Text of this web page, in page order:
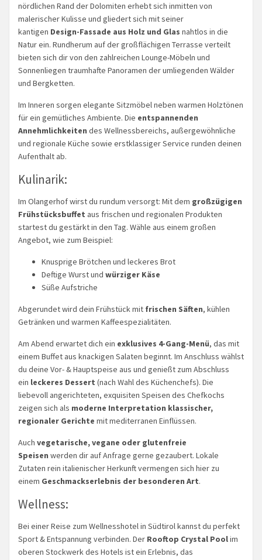
nördlichen Rand der Dolomiten erhebt sich inmitten von
malerischer Kulisse und gliedert sich mit seiner
kantigen Design-Fassade aus Holz und Glas nahtlos in die
Natur ein. Rundherum auf der großflächigen Terrasse verteilt
bieten sich dir von den zahlreichen Lounge-Möbeln und
Sonnenliegen traumhafte Panoramen der umliegenden Wälder
und Bergketten.
Im Inneren sorgen elegante Sitzmöbel neben warmen Holztönen
für ein gemütliches Ambiente. Die entspannenden
Annehmlichkeiten des Wellnessbereichs, außergewöhnliche
und regionale Küche sowie erstklassiger Service runden deinen
Aufenthalt ab.
Kulinarik:
Im Olangerhof wirst du rundum versorgt: Mit dem großzügigen
Frühstücksbuffet aus frischen und regionalen Produkten
startest du gestärkt in den Tag. Wähle aus einem großen
Angebot, wie zum Beispiel:
Knusprige Brötchen und leckeres Brot
Deftige Wurst und würziger Käse
Süße Aufstriche
Abgerundet wird dein Frühstück mit frischen Säften, kühlen
Getränken und warmen Kaffeespezialitäten.
Am Abend erwartet dich ein exklusives 4-Gang-Menü, das mit
einem Buffet aus knackigen Salaten beginnt. Im Anschluss wählst
du deine Vor- & Hauptspeise aus und genießt zum Abschluss
ein leckeres Dessert (nach Wahl des Küchenchefs). Die
liebevoll angerichteten, exquisiten Speisen des Chefkochs
zeigen sich als moderne Interpretation klassischer,
regionaler Gerichte mit mediterranen Einflüssen.
Auch vegetarische, vegane oder glutenfreie
Speisen werden dir auf Anfrage gerne gezaubert. Lokale
Zutaten rein italienischer Herkunft vermengen sich hier zu
einem Geschmackserlebnis der besonderen Art.
Wellness:
Bei einer Reise zum Wellnesshotel in Südtirol kannst du perfekt
Sport & Entspannung verbinden. Der Rooftop Crystal Poolim
oberen Stockwerk des Hotels ist ein Erlebnis, das